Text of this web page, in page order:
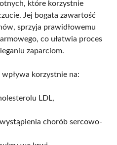
które korzystnie
Jej bogata zawartość
sprzyja prawidłowemu
co ułatwia proces
zaparciom.
korzystnie na:
LDL,
chorób sercowo-